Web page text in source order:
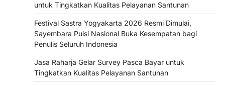
untuk Tingkatkan Kualitas Pelayanan Santunan
Festival Sastra Yogyakarta 2026 Resmi Dimulai,
Sayembara Puisi Nasional Buka Kesempatan bagi
Penulis Seluruh Indonesia
Jasa Raharja Gelar Survey Pasca Bayar untuk
Tingkatkan Kualitas Pelayanan Santunan